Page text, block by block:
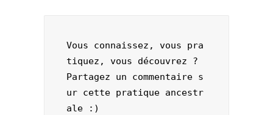
Vous connaissez, vous pra
tiquez, vous découvrez ?
Partagez un commentaire s
ur cette pratique ancestr
ale :)